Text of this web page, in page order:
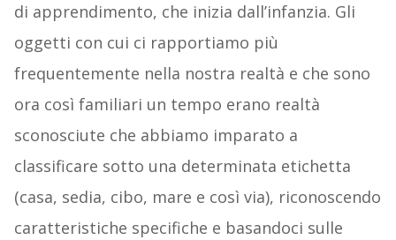
di apprendimento, che inizia dall’infanzia. Gli
oggetti con cui ci rapportiamo più
frequentemente nella nostra realtà e che sono
ora così familiari un tempo erano realtà
sconosciute che abbiamo imparato a
classificare sotto una determinata etichetta
(casa, sedia, cibo, mare e così via), riconoscendo
caratteristiche specifiche e basandoci sulle